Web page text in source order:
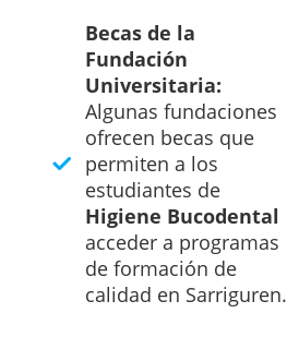
Becas de la
Fundación
Universitaria:
Algunas fundaciones
ofrecen becas que
permiten a los
estudiantes de
Higiene Bucodental
acceder a programas
de formación de
calidad en Sarriguren.